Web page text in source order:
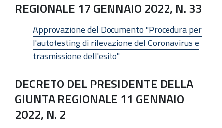
REGIONALE 17 GENNAIO 2022, N. 33
Approvazione del Documento "Procedura per
l'autotesting di rilevazione del Coronavirus e
trasmissione dell'esito"
DECRETO DEL PRESIDENTE DELLA
GIUNTA REGIONALE 11 GENNAIO
2022, N. 2